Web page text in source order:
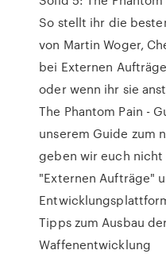
So stellt ihr die
von Martin Woger,
bei Externen
oder wenn ihr sie
The Phantom Pain -
unserem Guide zum
geben wir euch
"Externen Aufträge"
Tipps zum Ausbau
Waffenentwicklung